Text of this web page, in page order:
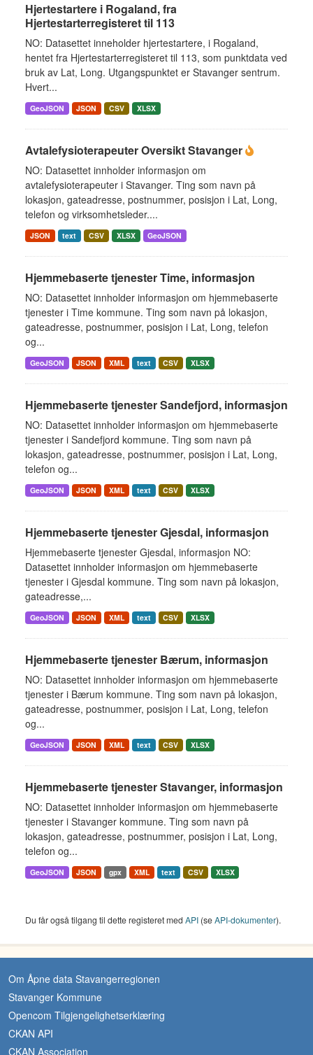
Hjertestartere i Rogaland, fra
Hjertestarterregisteret til 113
NO: Datasettet inneholder hjertestartere, i Rogaland,
hentet fra Hjertestarterregisteret til 113, som punktdata ved
bruk av Lat, Long. Utgangspunktet er Stavanger sentrum.
Hvert...
GeoJSON JSON CSV XLSX
Avtalefysioterapeuter Oversikt Stavanger
NO: Datasettet innholder informasjon om
avtalefysioterapeuter i Stavanger. Ting som navn på
lokasjon, gateadresse, postnummer, posisjon i Lat, Long,
telefon og virksomhetsleder....
JSON text CSV XLSX GeoJSON
Hjemmebaserte tjenester Time, informasjon
NO: Datasettet innholder informasjon om hjemmebaserte
tjenester i Time kommune. Ting som navn på lokasjon,
gateadresse, postnummer, posisjon i Lat, Long, telefon
og...
GeoJSON JSON XML text CSV XLSX
Hjemmebaserte tjenester Sandefjord, informasjon
NO: Datasettet innholder informasjon om hjemmebaserte
tjenester i Sandefjord kommune. Ting som navn på
lokasjon, gateadresse, postnummer, posisjon i Lat, Long,
telefon og...
GeoJSON JSON XML text CSV XLSX
Hjemmebaserte tjenester Gjesdal, informasjon
Hjemmebaserte tjenester Gjesdal, informasjon NO:
Datasettet innholder informasjon om hjemmebaserte
tjenester i Gjesdal kommune. Ting som navn på lokasjon,
gateadresse,...
GeoJSON JSON XML text CSV XLSX
Hjemmebaserte tjenester Bærum, informasjon
NO: Datasettet innholder informasjon om hjemmebaserte
tjenester i Bærum kommune. Ting som navn på lokasjon,
gateadresse, postnummer, posisjon i Lat, Long, telefon
og...
GeoJSON JSON XML text CSV XLSX
Hjemmebaserte tjenester Stavanger, informasjon
NO: Datasettet innholder informasjon om hjemmebaserte
tjenester i Stavanger kommune. Ting som navn på
lokasjon, gateadresse, postnummer, posisjon i Lat, Long,
telefon og...
GeoJSON JSON gpx XML text CSV XLSX
Du får også tilgang til dette registeret med API (seAPI-dokumenter).
Om Åpne data Stavangerregionen
Stavanger Kommune
Opencom Tilgjengelighetserklæring
CKAN API
CKAN Association